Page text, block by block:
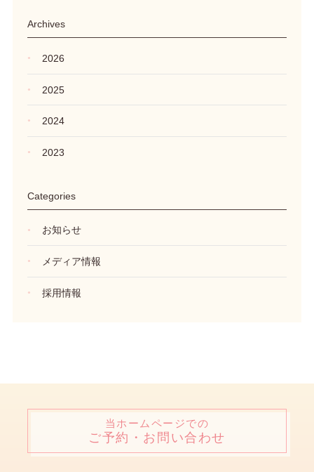
Archives
2026
2025
2024
2023
Categories
お知らせ
メディア情報
採用情報
当ホームページでの
ご予約・お問い合わせ